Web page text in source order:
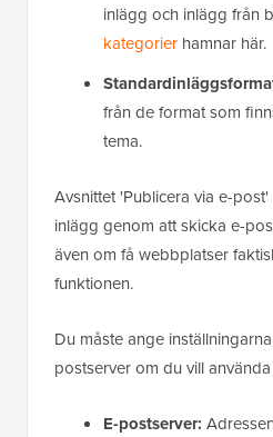
inlägg och inlägg från
kategorier hamnar här.
från de format som
tema.
Avsnittet 'Publicera via e-
inlägg genom att skicka e-
även om få webbplatser
funktionen.
Du måste ange
postserver om du vill
E-postserver: